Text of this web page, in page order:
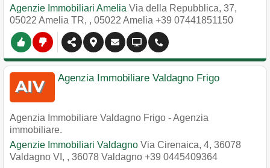
Agenzie Immobiliari Amelia Via della Repubblica, 37,
05022 Amelia TR, , 05022 Amelia +39 07441851150
Agenzia Immobiliare Valdagno Frigo
Agenzia Immobiliare Valdagno Frigo - Agenzia
immobiliare.
Agenzie Immobiliari Valdagno Via Cirenaica, 4, 36078
Valdagno VI, , 36078 Valdagno +39 0445409364